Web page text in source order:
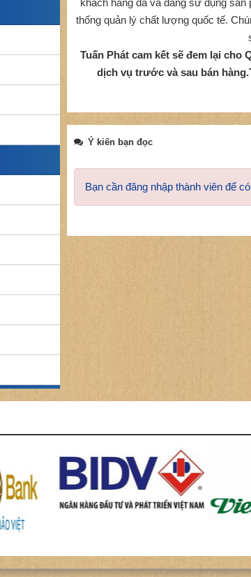
khách hàng đã và đang sử dụng
thống quản lý chất lượng quốc tế.
Tuấn Phát cam kết sẽ đem lại
dịch vụ trước và sau bán
Ý kiến bạn đọc
Bạn cần đăng nhập thành viên để